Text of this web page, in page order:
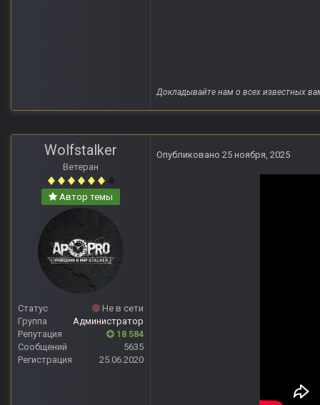
Докладывайте нам о всех известных
Wolfstalker
Ветеран
Автор темы
Статус
Не в сети
Группа
Администратор
Репутация
18 584
Сообщений
5635
Регистрация
25.06.2020
Опубликовано 25 ноября, 2025